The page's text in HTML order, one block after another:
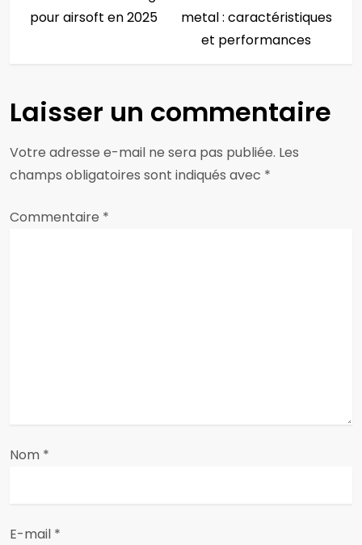
v
g
a
t
i
a
t
pour airsoft en 2025
metal : caractéristiques
et performances
Laisser un commentaire
Votre adresse e-mail ne sera pas publiée. Les
champs obligatoires sont indiqués avec *
Commentaire *
Nom *
E-mail *